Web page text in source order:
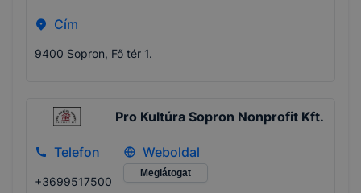
Cím
9400 Sopron, Fő tér 1.
Pro Kultúra Sopron Nonprofit Kft.
Telefon
+3699517500
Weboldal
Meglátogat